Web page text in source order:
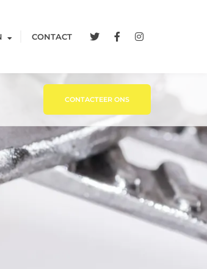
CONTACT
CONTACTEER ONS